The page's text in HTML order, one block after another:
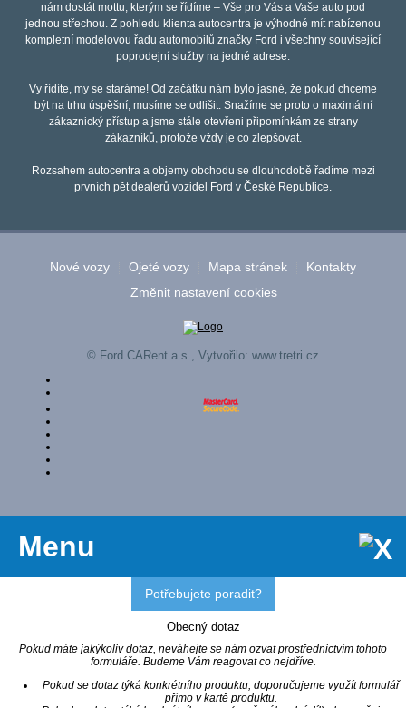
nám dostát mottu, kterým se řídíme – Vše pro Vás a Vaše auto pod
jednou střechou. Z pohledu klienta autocentra je výhodné mít nabízenou
kompletní modelovou řadu automobilů značky Ford i všechny související
poprodejní služby na jedné adrese.
Vy řídíte, my se staráme! Od začátku nám bylo jasné, že pokud chceme
být na trhu úspěšní, musíme se odlišit. Snažíme se proto o maximální
zákaznický přístup a jsme stále otevřeni připomínkám ze strany
zákazníků, protože vždy je co zlepšovat.
Rozsahem autocentra a objemy obchodu se dlouhodobě řadíme mezi
prvních pět dealerů vozidel Ford v České Republice.
Nové vozy Ojeté vozy Mapa stránek
Kontakty
Změnit nastavení cookies
© Ford CARent a.s., Vytvořilo: www.tretri.cz
Menu
Potřebujete poradit?
Obecný dotaz
Pokud máte jakýkoliv dotaz, neváhejte se nám ozvat prostřednictvím tohoto
formuláře. Budeme Vám reagovat co nejdříve.
Pokud se dotaz týká konkrétního produktu, doporučujeme využít formulář
přímo v kartě produktu.